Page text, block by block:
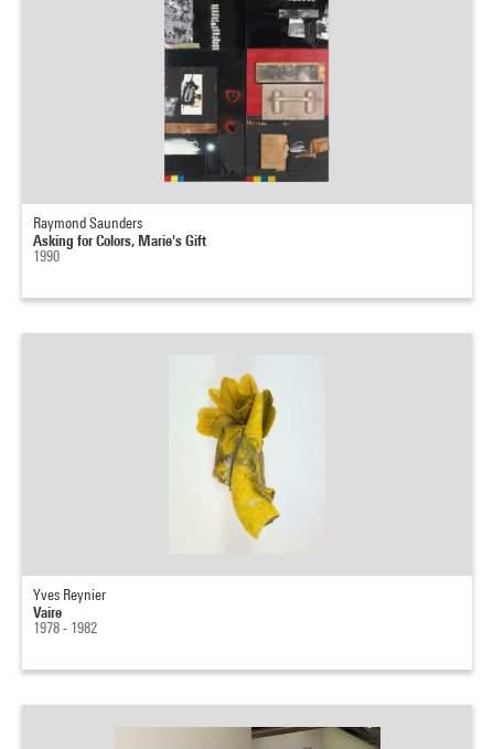
Raymond Saunders
Asking for Colors, Marie's Gift
1990
Yves Reynier
Vaire
1978 - 1982